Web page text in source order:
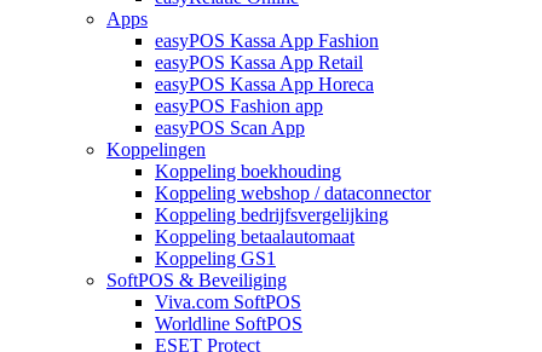
Apps
easyPOS Kassa App Fashion
easyPOS Kassa App Retail
easyPOS Kassa App Horeca
easyPOS Fashion app
easyPOS Scan App
Koppelingen
Koppeling boekhouding
Koppeling webshop / dataconnector
Koppeling bedrijfsvergelijking
Koppeling betaalautomaat
Koppeling GS1
SoftPOS & Beveiliging
Viva.com SoftPOS
Worldline SoftPOS
ESET Protect